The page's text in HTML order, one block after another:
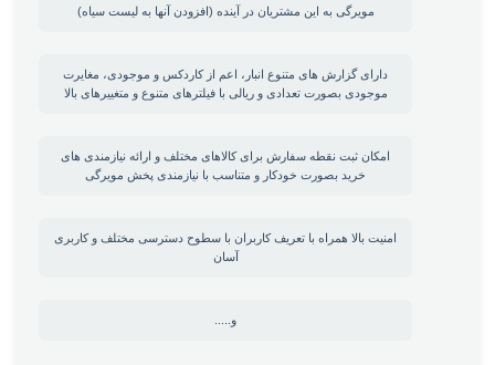
مویرگی به این مشتریان در آینده (افزودن آنها به لیست سیاه)
دارای گزارش های متنوع انبار، اعم از کاردکس و موجودی، مغایرت
موجودی بصورت تعدادی و ریالی با فیلترهای متنوع و متغییرهای بالا
امکان ثبت نقطه سفارش برای کالاهای مختلف و ارائه نیازمندی های
خرید بصورت خودکار و متناسب با نیازمندی پخش مویرگی
امنیت بالا همراه با تعریف کاربران با سطوح دسترسی مختلف و کاربری
آسان
و.....